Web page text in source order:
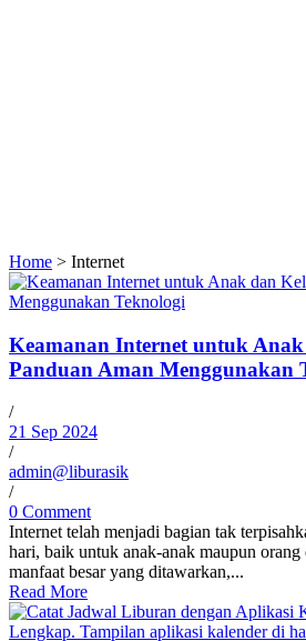
Home > Internet
Keamanan Internet untuk
Panduan Aman Menggunakan
/
21 Sep 2024
/
admin@liburasik
/
0 Comment
Internet telah menjadi bagian tak
hari, baik untuk anak-anak maupun
manfaat besar yang ditawarkan,...
Read More